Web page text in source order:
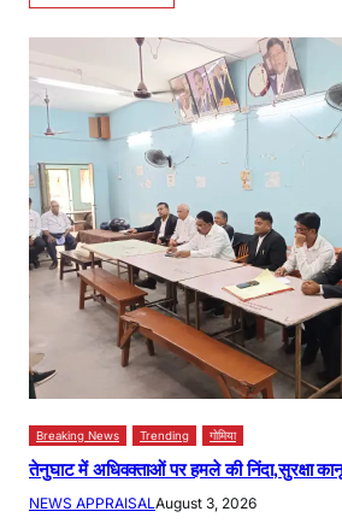
Breaking News Trending गोमिया
तेनुघाट में अधिवक्ताओं पर हमले की निंदा,सुरक्षा
NEWS APPRAISAL August 3, 2026